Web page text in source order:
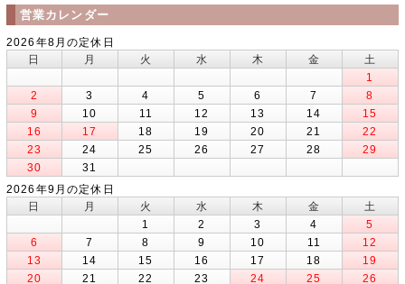
営業カレンダー
2026年8月の定休日
日
月 火 水 木 金
土
1
2
3 4 5 6 7
8
9
10 11 12 13 14
15
16
17 18 19 20 21
22
23
24 25 26 27 28
29
30
31
2026年9月の定休日
日
月 火 水 木 金
土
1
2 3 4
5
6
7 8 9 10 11
12
13
14 15 16 17 18
19
20
21 22 23 24 25 26